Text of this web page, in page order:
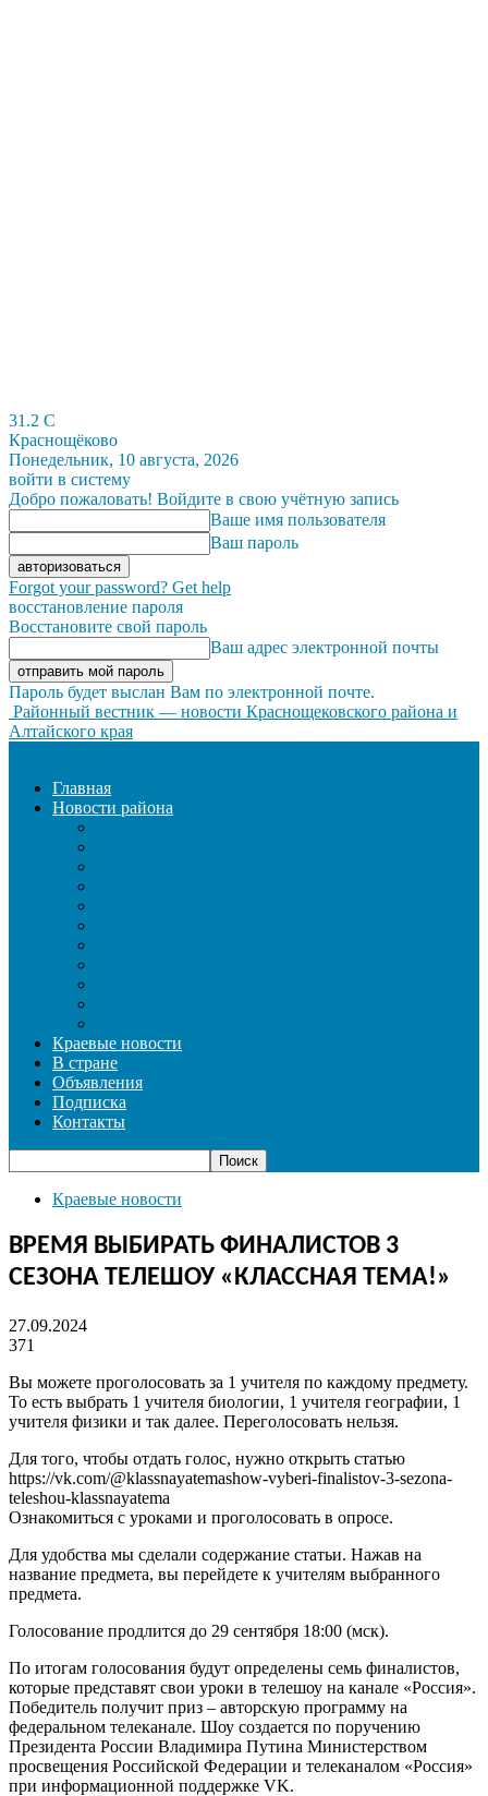
31.2 C
Краснощёково
Понедельник, 10 августа, 2026
войти в систему
Добро пожаловать! Войдите в свою учётную запись
Ваше имя пользователя
Ваш пароль
Forgot your password? Get help
восстановление пароля
Восстановите свой пароль
Ваш адрес электронной почты
Пароль будет выслан Вам по электронной почте.
Районный вестник — новости Краснощековского района и
Алтайского края
Главная
Новости района
Краевые новости
В стране
Объявления
Подписка
Контакты
Краевые новости
ВРЕМЯ ВЫБИРАТЬ ФИНАЛИСТОВ 3
СЕЗОНА ТЕЛЕШОУ «КЛАССНАЯ ТЕМА!»
27.09.2024
371
Вы можете проголосовать за 1 учителя по каждому предмету.
То есть выбрать 1 учителя биологии, 1 учителя географии, 1
учителя физики и так далее. Переголосовать нельзя.
Для того, чтобы отдать голос, нужно открыть статью
https://vk.com/@klassnayatemashow-vyberi-finalistov-3-sezona-
teleshou-klassnayatema
Ознакомиться с уроками и проголосовать в опросе.
Для удобства мы сделали содержание статьи. Нажав на
название предмета, вы перейдете к учителям выбранного
предмета.
Голосование продлится до 29 сентября 18:00 (мск).
По итогам голосования будут определены семь финалистов,
которые представят свои уроки в телешоу на канале «Россия».
Победитель получит приз – авторскую программу на
федеральном телеканале. Шоу создается по поручению
Президента России Владимира Путина Министерством
просвещения Российской Федерации и телеканалом «Россия»
при информационной поддержке VK.